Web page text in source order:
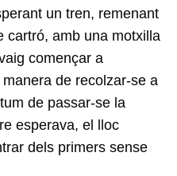
un tren, remenant
cartró, amb una motxilla
començar a
de recolzar-se a
de passar-se la
esperava, el lloc
dels primers sense